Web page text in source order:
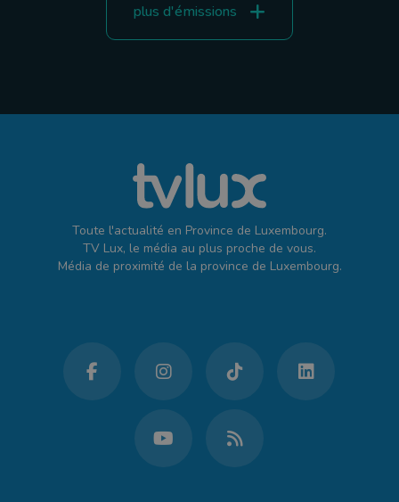
plus d'émissions
Toute l'actualité en Province de Luxembourg.
TV Lux, le média au plus proche de vous.
Média de proximité de la province de Luxembourg.